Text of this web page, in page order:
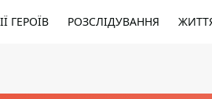
ГЕРОЇВ РОЗСЛІДУВАННЯ